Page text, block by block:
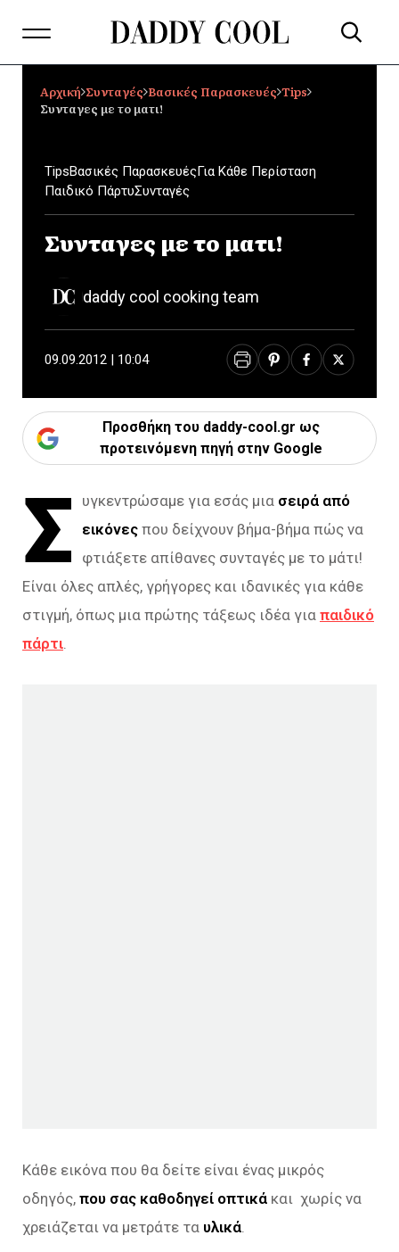
Αρχική Συνταγές Βασικές Παρασκευές Tips
Συνταγες με το ματι!
TipsΒασικές ΠαρασκευέςΓια Κάθε Περίσταση
Παιδικό ΠάρτυΣυνταγές
Συνταγες με το ματι!
daddy cool cooking team
09.09.2012 | 10:04
Προσθήκη του daddy-cool.gr ως
προτεινόμενη πηγή στην Google
Σ υγκεντρώσαμε για εσάς μια σειρά από
εικόνες που δείχνουν βήμα-βήμα πώς να
φτιάξετε απίθανες συνταγές με το μάτι!
Είναι όλες απλές, γρήγορες και ιδανικές για κάθε
στιγμή, όπως μια πρώτης τάξεως ιδέα για παιδικό
πάρτι.
Κάθε εικόνα που θα δείτε είναι ένας μικρός
οδηγός, που σας καθοδηγεί οπτικά και χωρίς να
χρειάζεται να μετράτε τα υλικά.